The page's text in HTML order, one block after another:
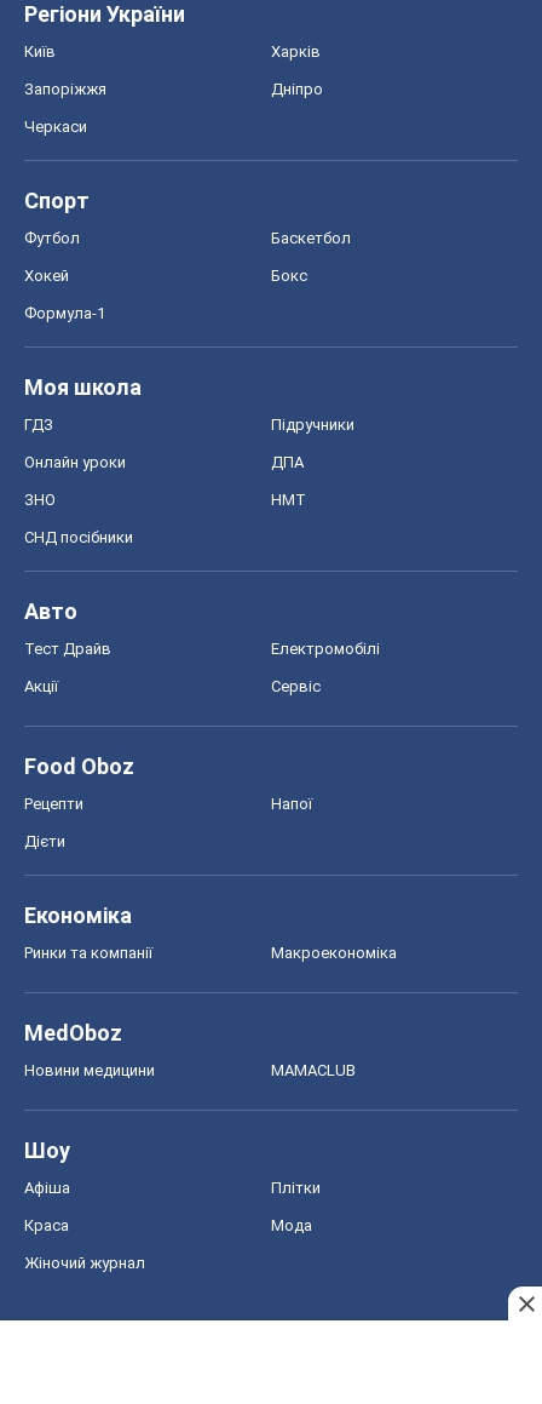
Регіони України
Київ Харків
Запоріжжя Дніпро
Черкаси
Спорт
Футбол Баскетбол
Хокей Бокс
Формула-1
Моя школа
ГДЗ Підручники
Онлайн уроки ДПА
ЗНО НМТ
СНД посібники
Авто
Тест Драйв Електромобілі
Акції Сервіс
Food Oboz
Рецепти Напої
Дієти
Економіка
Ринки та компанії Макроекономіка
MedOboz
Новини медицини MAMACLUB
Шоу
Афіша Плітки
Краса Мода
Жіночий журнал